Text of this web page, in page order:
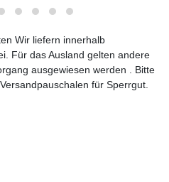
Wir liefern innerhalb
Für das Ausland gelten andere
ausgewiesen werden . Bitte
für Sperrgut.